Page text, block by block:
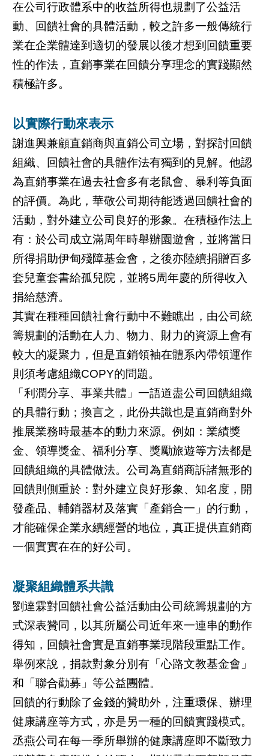
在公司行政體系中的收益所得也規劃了公益活
動、回饋社會的具體活動，較之許多一般傳統行
業在企業體達到適切的發展以後才想到回饋重要
性的作法，直銷事業在回饋分享理念的實踐顯然
積極許多。
以實際行動來表示
謝進興兼顧直銷商與直銷公司立場，對探討回饋
組織、回饋社會的具體作法有獨到的見解。他認
為直銷事業在過去社會多有老鼠會、暴利等負面
的評價。為此，華敬公司期待能透過回饋社會的
活動，對外建立公司良好的形象。在積極作法上
有：於公司成立滿周年時舉辦園遊會，並將當日
所得捐助伊甸殘障基金會，之後亦陸續捐贈百多
套兒童套書給孤兒院，並將5周年慶的所得收入
捐給慈濟。
其實在種種回饋社會行動中不難瞧出，由公司統
籌規劃的活動在人力、物力、財力的資源上會有
較大的凝聚力，但是直銷領袖在體系內帶領運作
則須考慮組織COPY的問題。
「利潤分享、事業共體」一語道盡公司回饋組織
的具體行動；換言之，此份共識也是直銷商對外
推展業務時最基本的動力來源。例如：業績獎
金、領導獎金、福利分享、獎勵旅遊等方法都是
回饋組織的具體做法。公司為直銷商訴諸無形的
回饋則側重於：對外建立良好形象、知名度，開
發產品、輔銷器材及落實「產銷合一」的行動，
才能確保企業永續經營的地位，真正提供直銷商
一個實實在在的好公司。
凝聚組織體系共識
劉達霖對回饋社會公益活動由公司統籌規劃的方
式深表贊同，以其所屬公司近年來一連串的動作
得知，回饋社會實是直銷事業現階段重點工作。
舉例來說，捐款對象分別有「心路文教基金會」
和「聯合勸募」等公益團體。
回饋的行動除了金錢的贊助外，注重環保、辦理
健康講座等方式，亦是另一種的回饋實踐模式。
丞燕公司在每一季所舉辦的健康講座即不斷致力